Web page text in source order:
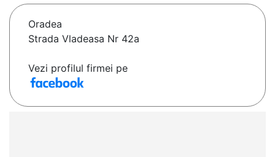
Oradea
Strada Vladeasa Nr 42a
Vezi profilul firmei pe